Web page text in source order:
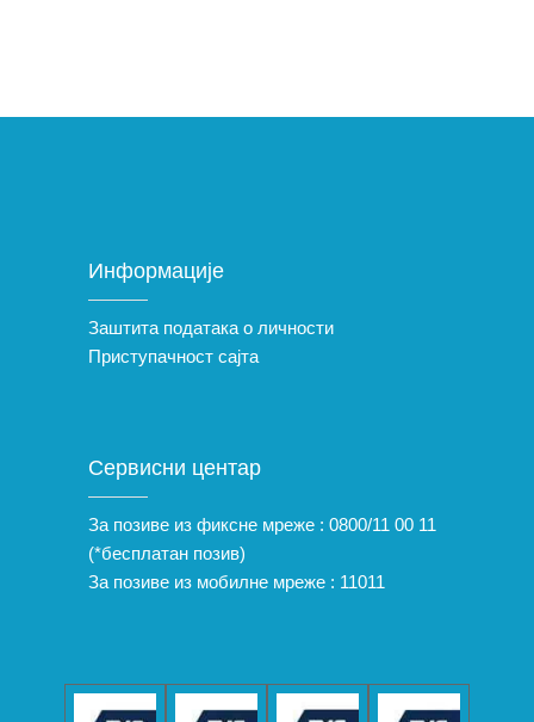
Информације
Заштита података о личности
Приступачност сајта
Сервисни центар
За позиве из фиксне мреже : 0800/11 00 11
(*бесплатан позив)
За позиве из мобилне мреже : 11011